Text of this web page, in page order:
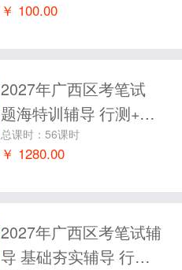
￥ 100.00
2027年广西区考笔试
题海特训辅导 行测+申
论
总课时：56课时
￥ 1280.00
2027年广西区考笔试辅
导 基础夯实辅导 行测